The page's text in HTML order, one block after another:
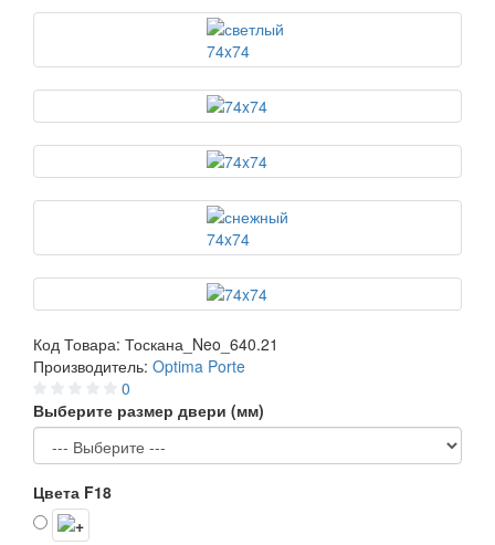
Код Товара: Тоскана_Neo_640.21
Производитель: Optima Porte
0
Выберите размер двери (мм)
Цвета F18